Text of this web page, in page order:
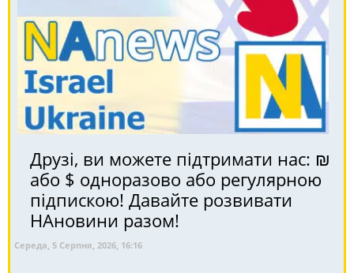
Друзі, ви можете підтримати нас: ₪
або $ одноразово або регулярною
підпискою! Давайте розвивати
НАновини разом!
Середа, 5 Серпня, 2026, 16:16